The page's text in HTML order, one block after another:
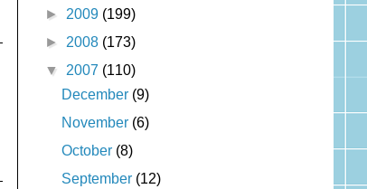
► 2009 (199)
► 2008 (173)
▼ 2007 (110)
December (9)
November (6)
October (8)
September (12)